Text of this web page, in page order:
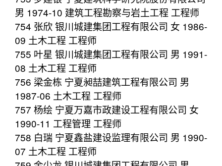
男 1974-10 建筑工程勘察与岩土工程 工程师
754 张欣 银川城建集团工程有限公司 女 1986-
09 土木工程 工程师
755 叶星 银川城建集团工程有限公司 男 1991-
08 土木工程 工程师
756 梁金栋 宁夏昶喆建筑工程有限公司 男
1987-06 土木工程 工程师
757 杨绘 宁夏万嘉市政建设工程有限公司 女
1990-11 工程管理 工程师
758 白瑞 宁夏鑫盐建设监理有限公司 男 1990-
07 土木工程 工程师